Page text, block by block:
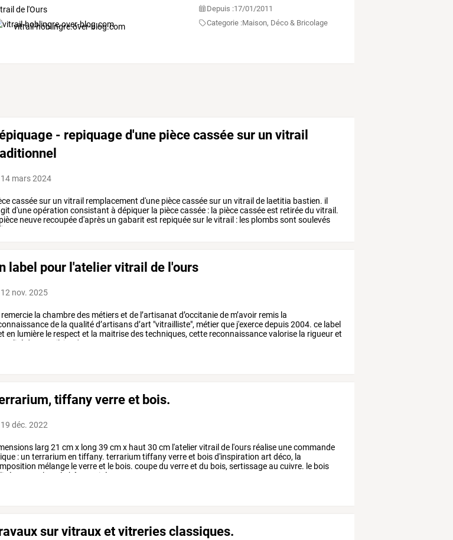
de l'Ours
vitrail-hoblingre.over-blog.com
Depuis :17/01/2011
Categorie :Maison, Déco & Bricolage
- repiquage d'une pièce cassée sur un vitrail
14 mars 2024
casséesur un vitrail remplacement d'une piècecasséesur un vitrail de laetitia bastien. il
d'uneopération consistant à dépiquer la piècecassée : la piècecasséeest retiréedu vitrail.
pièce neuve recoupéed'après un gabarit est repiquéesur levitrail : les plombssont soulevés
label pour l'atelier vitrail de l'ours
12 nov. 2025
la chambre des métiers et de l’artisanat d’occitanie de m’avoir remis la
de la qualité d’artisans d’art "vitrailliste", métier que j'exerce depuis 2004. ce label
en lumière le respect et la maitrise des techniques, cette reconnaissance valorise la rigueur et
du travail, je m'y engage.
tiffany verre et bois.
19 déc. 2022
larg 21 cmx long 39 cmx haut 30 cm l'ateliervitrail de l'ours réalise unecommande
: un terrariumen tiffany. terrariumtiffanyverreet boisd'inspiration art déco, la
mélange leverreet le bois. coupedu verreet du bois, sertissageau cuivre. le bois
plaqué chêne traité
sur vitraux et vitreries classiques.